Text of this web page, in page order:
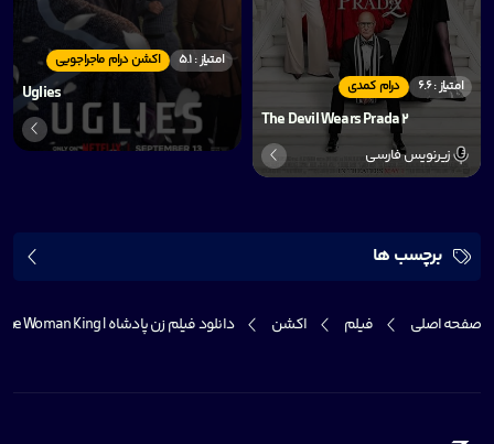
درام کمدی امتیاز : 6.6
The Devil Wears Prada 2
زیرنویس فارسی
اکشن درام ماجراجویی امتیاز : 5.1
Uglies
برچسب ها
صفحه اصلی فیلم اکشن دانلود فیلم زن پادشاه | The Woman King